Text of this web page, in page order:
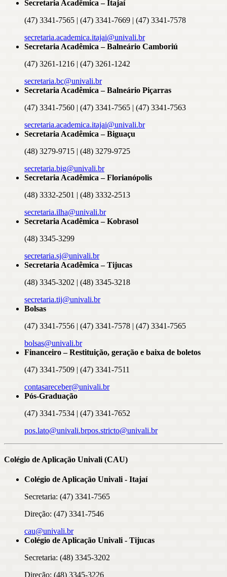
Secretaria Acadêmica – Itajaí
(47) 3341-7565 | (47) 3341-7669 | (47) 3341-7578
secretaria.academica.itajai@univali.br
Secretaria Acadêmica – Balneário Camboriú
(47) 3261-1216 | (47) 3261-1242
secretaria.bc@univali.br
Secretaria Acadêmica – Balneário Piçarras
(47) 3341-7560 | (47) 3341-7565 | (47) 3341-7563
secretaria.academica.itajai@univali.br
Secretaria Acadêmica – Biguaçu
(48) 3279-9715 | (48) 3279-9725
secretaria.big@univali.br
Secretaria Acadêmica – Florianópolis
(48) 3332-2501 | (48) 3332-2513
secretaria.ilha@univali.br
Secretaria Acadêmica – Kobrasol
(48) 3345-3299
secretaria.sj@univali.br
Secretaria Acadêmica – Tijucas
(48) 3345-3202 | (48) 3345-3218
secretaria.tij@univali.br
Bolsas
(47) 3341-7556 | (47) 3341-7578 | (47) 3341-7565
bolsas@univali.br
Financeiro – Restituição, geração e baixa de boletos
(47) 3341-7509 | (47) 3341-7511
contasareceber@univali.br
Pós-Graduação
(47) 3341-7534 | (47) 3341-7652
pos.lato@univali.brpos.stricto@univali.br
Colégio de Aplicação Univali (CAU)
Colégio de Aplicação Univali - Itajaí
Secretaria: (47) 3341-7565
Direção: (47) 3341-7546
cau@univali.br
Colégio de Aplicação Univali - Tijucas
Secretaria: (48) 3345-3202
Direção: (48) 3345-3226